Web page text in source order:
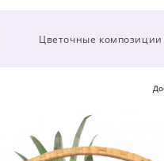
Цветочные композиции